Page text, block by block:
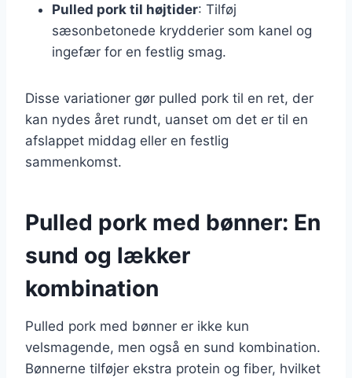
Pulled pork til højtider: Tilføj
sæsonbetonede krydderier som kanel og
ingefær for en festlig smag.
Disse variationer gør pulled pork til en ret, der
kan nydes året rundt, uanset om det er til en
afslappet middag eller en festlig
sammenkomst.
Pulled pork med bønner: En
sund og lækker
kombination
Pulled pork med bønner er ikke kun
velsmagende, men også en sund kombination.
Bønnerne tilføjer ekstra protein og fiber, hvilket